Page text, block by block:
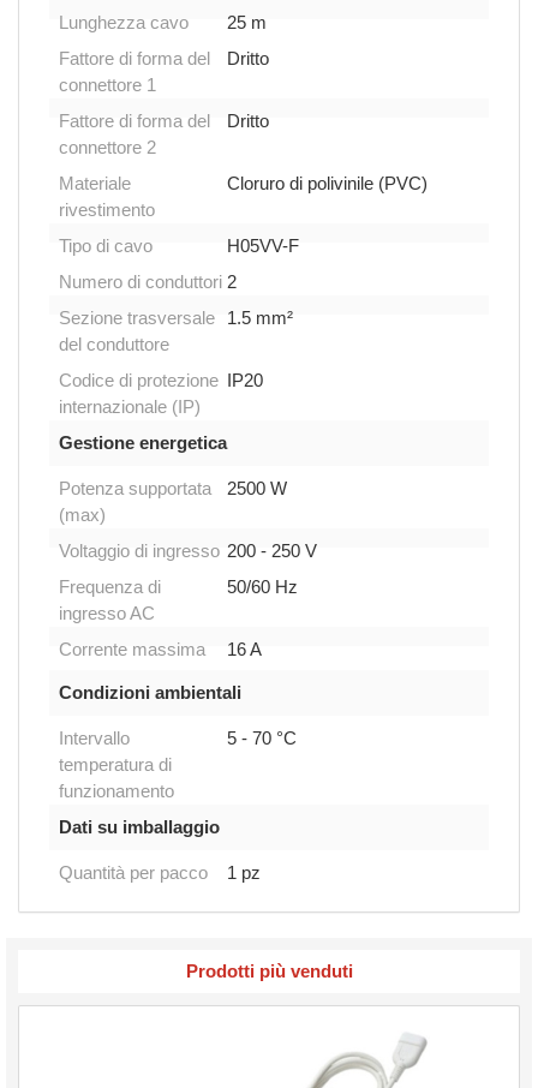
Lunghezza cavo
25 m
Fattore di forma del
connettore 1
Dritto
Fattore di forma del
connettore 2
Dritto
Materiale
rivestimento
Cloruro di polivinile (PVC)
Tipo di cavo
H05VV-F
Numero di conduttori 2
Sezione trasversale
del conduttore
1.5 mm²
Codice di protezione
internazionale (IP)
IP20
Gestione energetica
Potenza supportata
(max)
2500 W
Voltaggio di ingresso 200 - 250 V
Frequenza di
ingresso AC
50/60 Hz
Corrente massima 16 A
Condizioni ambientali
Intervallo
temperatura di
funzionamento
5 - 70 °C
Dati su imballaggio
Quantità per pacco 1 pz
Prodotti più venduti